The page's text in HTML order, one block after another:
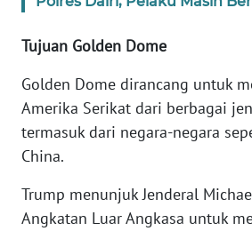
Tujuan Golden Dome
Golden Dome dirancang untuk
Amerika Serikat dari berbagai
termasuk dari negara-negara
China.
Trump menunjuk Jenderal
Angkatan Luar Angkasa untuk
WN
JAKARTA
WN
JABAR
WN
BANTEN